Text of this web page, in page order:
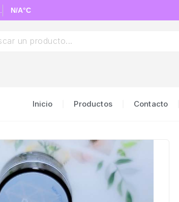
N/A°C
Inicio Productos Contacto